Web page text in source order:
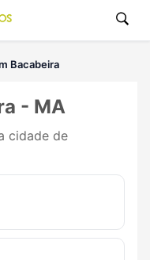
Bacabeira
- MA
cidade de